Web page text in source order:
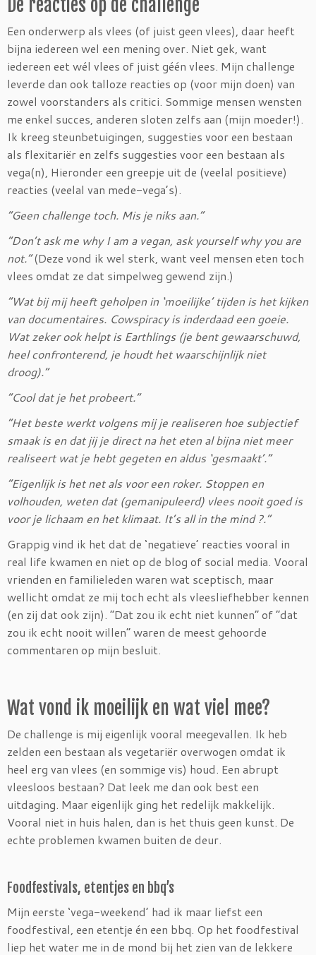
De reacties op de challenge
Een onderwerp als vlees (of juist geen vlees), daar heeft
bijna iedereen wel een mening over. Niet gek, want
iedereen eet wél vlees of juist géén vlees. Mijn challenge
leverde dan ook talloze reacties op (voor mijn doen) van
zowel voorstanders als critici. Sommige mensen wensten
me enkel succes, anderen sloten zelfs aan (mijn moeder!).
Ik kreeg steunbetuigingen, suggesties voor een bestaan
als flexitariër en zelfs suggesties voor een bestaan als
vega(n), Hieronder een greepje uit de (veelal positieve)
reacties (veelal van mede-vega’s).
“Geen challenge toch. Mis je niks aan.”
“Don’t ask me why I am a vegan, ask yourself why you are
not.”(Deze vond ik wel sterk, want veel mensen eten toch
vlees omdat ze dat simpelweg gewend zijn.)
“Wat bij mij heeft geholpen in ‘moeilijke’ tijden is het kijken
van documentaires. Cowspiracy is inderdaad een goeie.
Wat zeker ook helpt is Earthlings (je bent gewaarschuwd,
heel confronterend, je houdt het waarschijnlijk niet
droog).”
“Cool dat je het probeert.”
“Het beste werkt volgens mij je realiseren hoe subjectief
smaak is en dat jij je direct na het eten al bijna niet meer
realiseert wat je hebt gegeten en aldus ‘gesmaakt’.”
“Eigenlijk is het net als voor een roker. Stoppen en
volhouden, weten dat (gemanipuleerd) vlees nooit goed is
voor je lichaam en het klimaat. It’s all in the mind?.”
Grappig vind ik het dat de ‘negatieve’ reacties vooral in
real life kwamen en niet op de blog of social media. Vooral
vrienden en familieleden waren wat sceptisch, maar
wellicht omdat ze mij toch echt als vleesliefhebber kennen
(en zij dat ook zijn). “Dat zou ik echt niet kunnen” of “dat
zou ik echt nooit willen” waren de meest gehoorde
commentaren op mijn besluit.
Wat vond ik moeilijk en wat viel mee?
De challenge is mij eigenlijk vooral meegevallen. Ik heb
zelden een bestaan als vegetariër overwogen omdat ik
heel erg van vlees (en sommige vis) houd. Een abrupt
vleesloos bestaan? Dat leek me dan ook best een
uitdaging. Maar eigenlijk ging het redelijk makkelijk.
Vooral niet in huis halen, dan is het thuis geen kunst. De
echte problemen kwamen buiten de deur.
Foodfestivals, etentjes en bbq’s
Mijn eerste ‘vega-weekend’ had ik maar liefst een
foodfestival, een etentje én een bbq. Op het foodfestival
liep het water me in de mond bij het zien van de lekkere